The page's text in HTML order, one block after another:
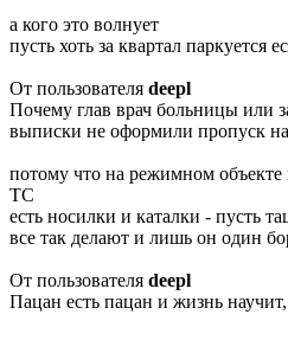
а кого это волнует
пусть хоть за квартал паркуется
От пользователя deepl
Почему глав врач больницы или
выписки не оформили пропуск на
потому что на режимном объекте
ТС
есть носилки и каталки - пусть
все так делают и лишь он один
От пользователя deepl
Пацан есть пацан и жизнь научит,